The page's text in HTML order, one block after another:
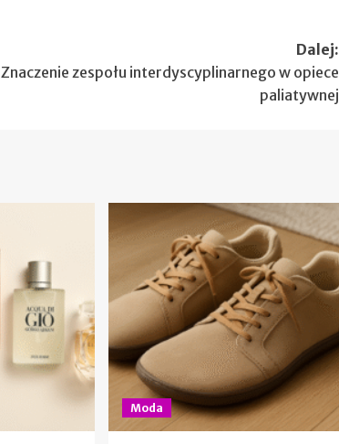
Dalej:
Znaczenie zespołu interdyscyplinarnego w opiece
paliatywnej
Moda